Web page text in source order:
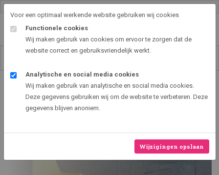
Voor een optimaal werkende website gebruiken wij cookies
Functionele cookies
Wij maken gebruik van cookies om ervoor te zorgen dat de
website correct en gebruiksvriendelijk werkt.
Analytische en social media cookies
Wij maken gebruik van analytische en social media cookies.
Deze gegevens gebruiken wij om de website te verbeteren. Deze
gegevens blijven anoniem.
Wijzigingen opslaan